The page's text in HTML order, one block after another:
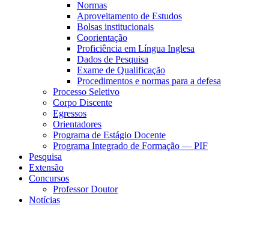
Normas
Aproveitamento de Estudos
Bolsas institucionais
Coorientação
Proficiência em Língua Inglesa
Dados de Pesquisa
Exame de Qualificação
Procedimentos e normas para a defesa
Processo Seletivo
Corpo Discente
Egressos
Orientadores
Programa de Estágio Docente
Programa Integrado de Formação — PIF
Pesquisa
Extensão
Concursos
Professor Doutor
Notícias